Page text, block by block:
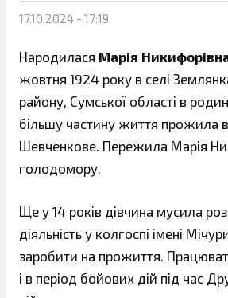
17.10.2024 - 17:19
Народилася Марія
жовтня 1924 року в селі
району, Сумської області в
більшу частину життя прожила в
Шевченкове. Пережила Марія
голодомору.
Ще у 14 років дівчина мусила
діяльність у колгоспі імені
заробити на прожиття.
і в період бойових дій під час